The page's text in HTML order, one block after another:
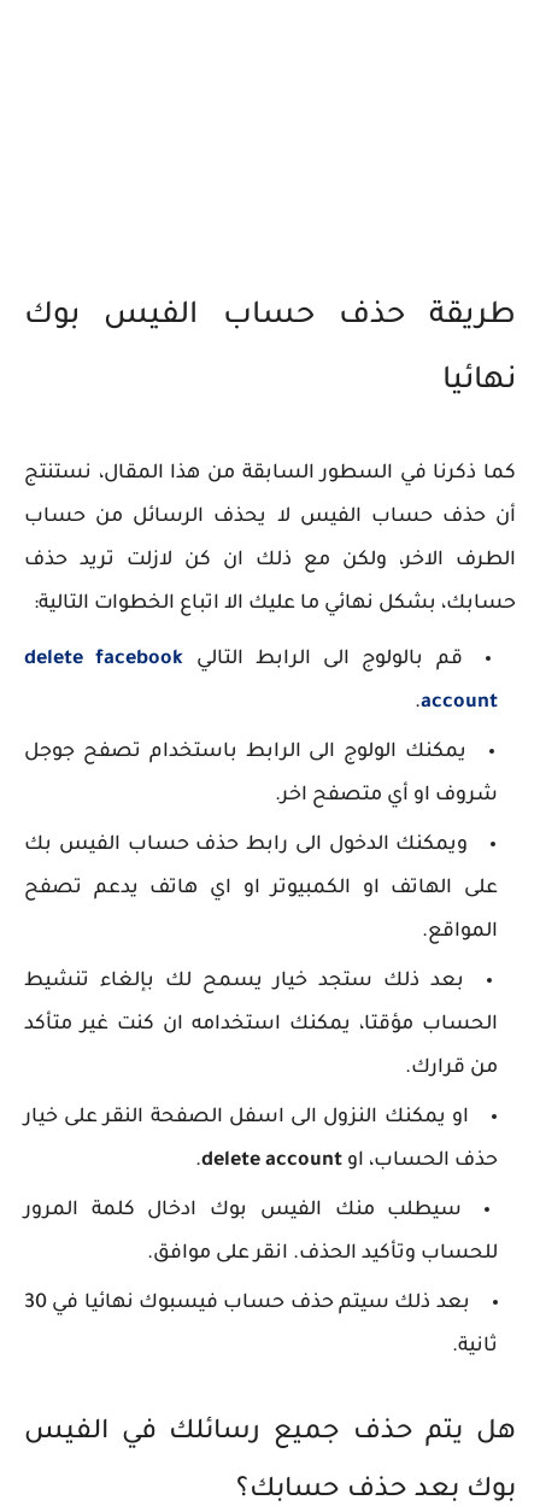
طريقة حذف حساب الفيس بوك
نهائيا
كما ذكرنا في السطور السابقة من هذا المقال، نستنتج
أن حذف حساب الفيس لا يحذف الرسائل من حساب
الطرف الاخر، ولكن مع ذلك ان كن لازلت تريد حذف
حسابك، بشكل نهائي ما عليك الا اتباع الخطوات التالية:
قم بالولوج الى الرابط التالي delete facebook
account
.
يمكنك الولوج الى الرابط باستخدام تصفح جوجل
شروف او أي متصفح اخر.
ويمكنك الدخول الى رابط حذف حساب الفيس بك
على الهاتف او الكمبيوتر او اي هاتف يدعم تصفح
المواقع.
بعد ذلك ستجد خيار يسمح لك بإلغاء تنشيط
الحساب مؤقتا، يمكنك استخدامه ان كنت غير متأكد
من قرارك.
او يمكنك النزول الى اسفل الصفحة النقر على خيار
حذف الحساب، او delete account
.
سيطلب منك الفيس بوك ادخال كلمة المرور
للحساب وتأكيد الحذف. انقر على موافق.
بعد ذلك سيتم حذف حساب فيسبوك نهائيا في 30
ثانية.
هل يتم حذف جميع رسائلك في الفيس
بوك بعد حذف حسابك؟